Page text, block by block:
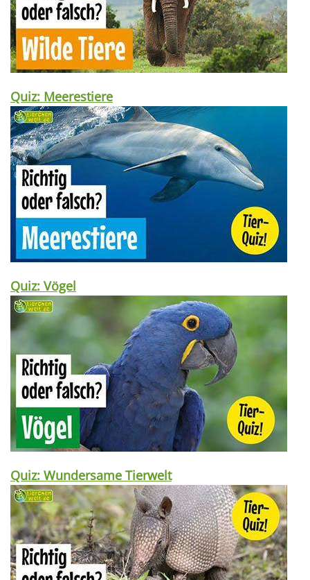
Quiz: Meerestiere
Quiz: Vögel
Quiz: Wundersame Tierwelt